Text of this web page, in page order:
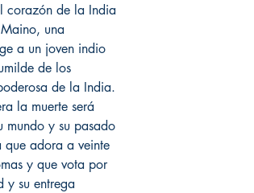
corazón de la India
una
a un joven indio
de los
de la India.
la muerte será
mundo y su pasado
que adora a veinte
y que vota por
y su entrega